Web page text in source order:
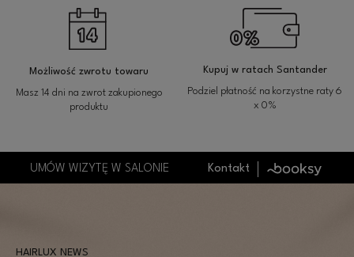
Możliwość zwrotu towaru
Masz 14 dni na zwrot zakupionego
produktu
Kupuj w ratach Santander
Podziel płatność na korzystne raty 6
x 0%
UMÓW WIZYTĘ W SALONIE Kontakt